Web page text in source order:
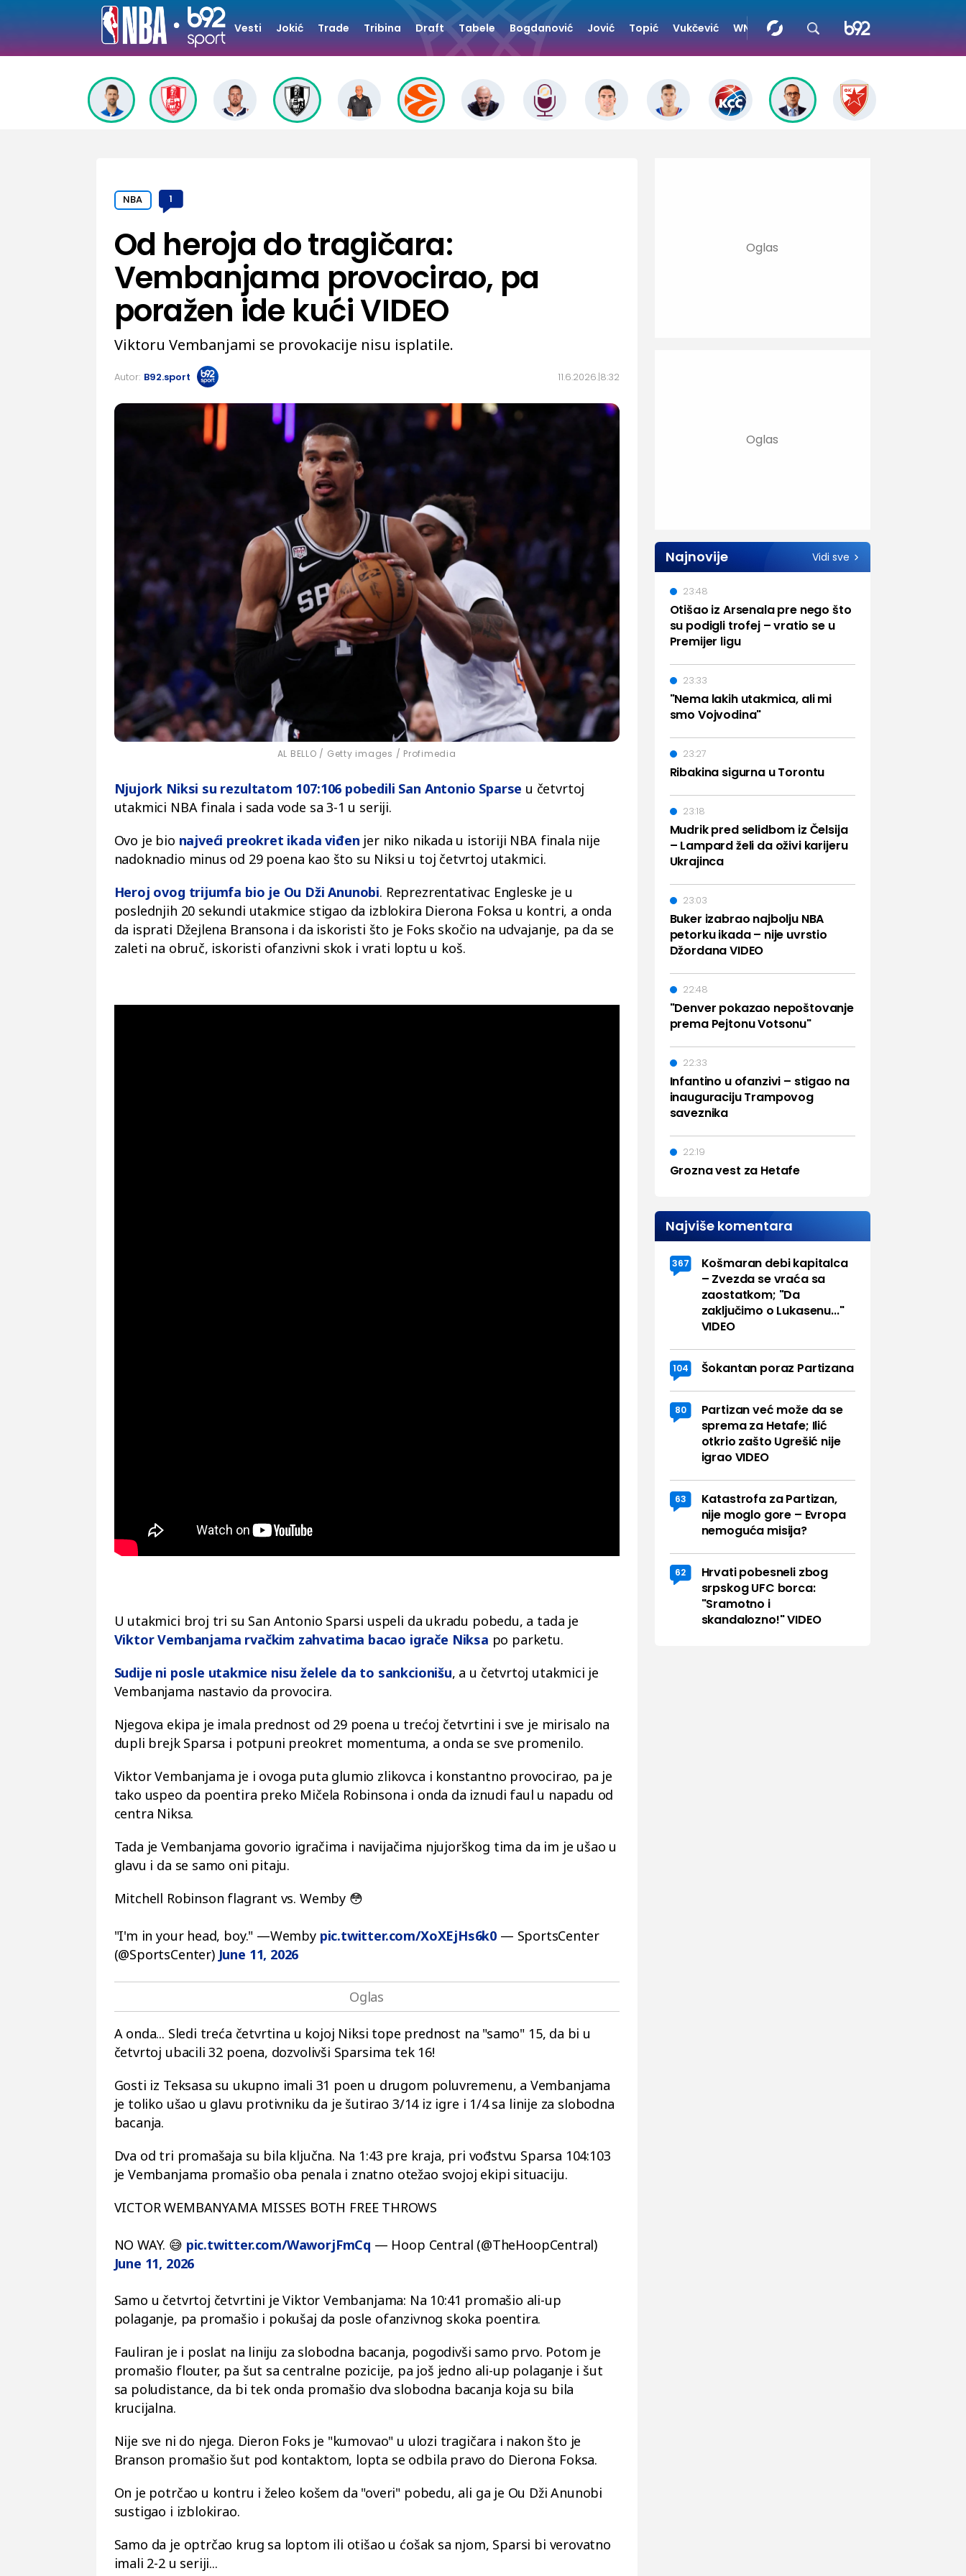
Vesti Jokić Trade Tribina Draft Tabele Bogdanović Jović Topić Vukčević WNBA
NBA 1
11.6.2026. 8:32
Od heroja do tragičara:
Vembanjama provocirao, pa
poražen ide kući VIDEO
Viktoru Vembanjami se provokacije nisu isplatile.
Autor: B92.sport
AL BELLO / Getty images / Profimedia
Njujork Niksi su rezultatom 107:106 pobedili San Antonio Sparse u četvrtoj
utakmici NBA finala i sada vode sa 3-1 u seriji.
Ovo je bio najveći preokret ikada viđen jer niko nikada u istoriji NBA finala nije
nadoknadio minus od 29 poena kao što su Niksi u toj četvrtoj utakmici.
Heroj ovog trijumfa bio je Ou Dži Anunobi. Reprezrentativac Engleske je u
poslednjih 20 sekundi utakmice stigao da izblokira Dierona Foksa u kontri, a onda
da isprati Džejlena Bransona i da iskoristi što je Foks skočio na udvajanje, pa da se
zaleti na obruč, iskoristi ofanzivni skok i vrati loptu u koš.
U utakmici broj tri su San Antonio Sparsi uspeli da ukradu pobedu, a tada je
Viktor Vembanjama rvačkim zahvatima bacao igrače Niksa po parketu.
Sudije ni posle utakmice nisu želele da to sankcionišu, a u četvrtoj utakmici je
Vembanjama nastavio da provocira.
Njegova ekipa je imala prednost od 29 poena u trećoj četvrtini i sve je mirisalo na
dupli brejk Sparsa i potpuni preokret momentuma, a onda se sve promenilo.
Viktor Vembanjama je i ovoga puta glumio zlikovca i konstantno provocirao, pa je
tako uspeo da poentira preko Mičela Robinsona i onda da iznudi faul u napadu od
centra Niksa.
Tada je Vembanjama govorio igračima i navijačima njujorškog tima da im je ušao u
glavu i da se samo oni pitaju.
Mitchell Robinson flagrant vs. Wemby 😳
"I'm in your head, boy." —Wemby pic.twitter.com/XoXEjHs6k0 — SportsCenter
(@SportsCenter) June 11, 2026
A onda... Sledi treća četvrtina u kojoj Niksi tope prednost na "samo" 15, da bi u
četvrtoj ubacili 32 poena, dozvolivši Sparsima tek 16!
Gosti iz Teksasa su ukupno imali 31 poen u drugom poluvremenu, a Vembanjama
je toliko ušao u glavu protivniku da je šutirao 3/14 iz igre i 1/4 sa linije za slobodna
bacanja.
Dva od tri promašaja su bila ključna. Na 1:43 pre kraja, pri vođstvu Sparsa 104:103
je Vembanjama promašio oba penala i znatno otežao svojoj ekipi situaciju.
VICTOR WEMBANYAMA MISSES BOTH FREE THROWS
NO WAY. 😅 pic.twitter.com/WaworjFmCq — Hoop Central (@TheHoopCentral)
June 11, 2026
Samo u četvrtoj četvrtini je Viktor Vembanjama: Na 10:41 promašio ali-up
polaganje, pa promašio i pokušaj da posle ofanzivnog skoka poentira.
Fauliran je i poslat na liniju za slobodna bacanja, pogodivši samo prvo. Potom je
promašio flouter, pa šut sa centralne pozicije, pa još jedno ali-up polaganje i šut
sa poludistance, da bi tek onda promašio dva slobodna bacanja koja su bila
krucijalna.
Nije sve ni do njega. Dieron Foks je "kumovao" u ulozi tragičara i nakon što je
Branson promašio šut pod kontaktom, lopta se odbila pravo do Dierona Foksa.
On je potrčao u kontru i želeo košem da "overi" pobedu, ali ga je Ou Dži Anunobi
sustigao i izblokirao.
Samo da je optrčao krug sa loptom ili otišao u ćošak sa njom, Sparsi bi verovatno
imali 2-2 u seriji...
Najnovije Vidi sve
Otišao iz Arsenala pre nego što
su podigli trofej – vratio se u
Premijer ligu
23:48
"Nema lakih utakmica, ali mi
smo Vojvodina"
23:33
Ribakina sigurna u Torontu
23:27
Mudrik pred selidbom iz Čelsija
– Lampard želi da oživi karijeru
Ukrajinca
23:18
Buker izabrao najbolju NBA
petorku ikada – nije uvrstio
Džordana VIDEO
23:03
"Denver pokazao nepoštovanje
prema Pejtonu Votsonu"
22:48
Infantino u ofanzivi – stigao na
inauguraciju Trampovog
saveznika
22:33
Grozna vest za Hetafe
22:19
Najviše komentara
367
Košmaran debi kapitalca
– Zvezda se vraća sa
zaostatkom; "Da
zaključimo o Lukasenu..."
VIDEO
104 Šokantan poraz Partizana
80
Partizan već može da se
sprema za Hetafe; Ilić
otkrio zašto Ugrešić nije
igrao VIDEO
63
Katastrofa za Partizan,
nije moglo gore – Evropa
nemoguća misija?
62
Hrvati pobesneli zbog
srpskog UFC borca:
"Sramotno i
skandalozno!" VIDEO